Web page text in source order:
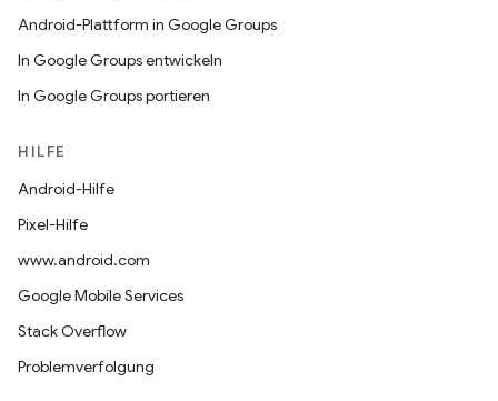
Android-Plattform in Google Groups
In Google Groups entwickeln
In Google Groups portieren
HILFE
Android-Hilfe
Pixel-Hilfe
www.android.com
Google Mobile Services
Stack Overflow
Problemverfolgung